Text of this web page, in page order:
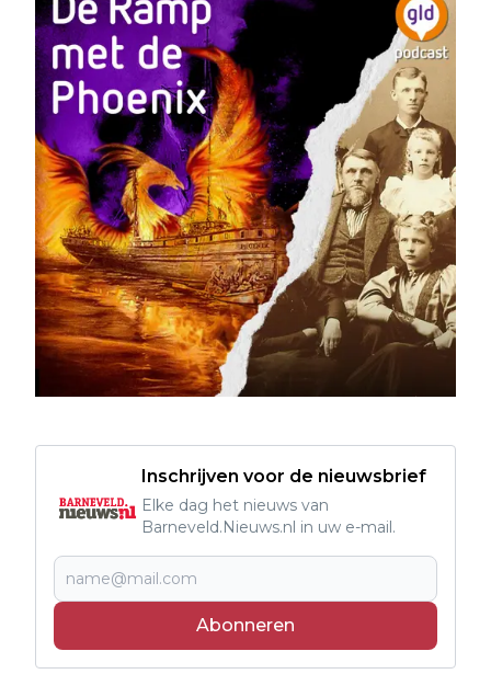
Inschrijven voor de nieuwsbrief
Elke dag het nieuws van
Barneveld.Nieuws.nl in uw e-mail.
Abonneren